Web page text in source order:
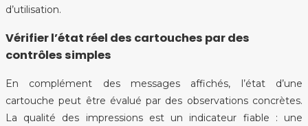
d’utilisation.
Vérifier l’état réel des cartouches par des
contrôles simples
En complément des messages affichés, l’état d’une
cartouche peut être évalué par des observations concrètes.
La qualité des impressions est un indicateur fiable : une